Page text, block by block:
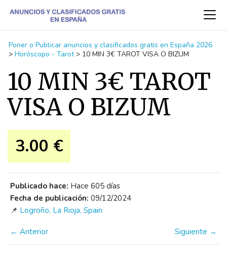
Poner o Publicar anuncios y clasificados gratis en España 2026
> Horóscopo - Tarot > 10 MIN 3€ TAROT VISA O BIZUM
10 MIN 3€ TAROT
VISA O BIZUM
3.00 €
Publicado hace: Hace 605 días
Fecha de publicación: 09/12/2024
📌 Logroño, La Rioja, Spain
← Anterior Siguiente →